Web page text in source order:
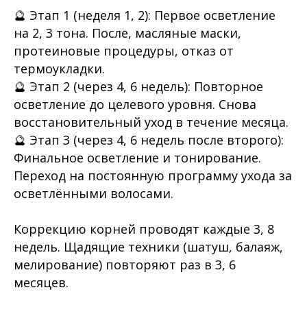
🔮 Этап 1 (неделя 1, 2): Первое осветление
на 2, 3 тона. После, масляные маски,
протеиновые процедуры, отказ от
термоукладки.
🔮 Этап 2 (через 4, 6 недель): Повторное
осветление до целевого уровня. Снова
восстановительный уход в течение месяца.
🔮 Этап 3 (через 4, 6 недель после второго):
Финальное осветление и тонирование.
Переход на постоянную программу ухода за
осветлёнными волосами.
Коррекцию корней проводят каждые 3, 8
недель. Щадящие техники (шатуш, балаяж,
мелирование) повторяют раз в 3, 6
месяцев.